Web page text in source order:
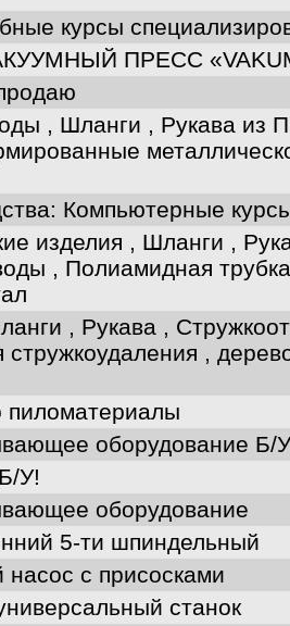
курсы
ПРЕСС
, Шланги , Рукава из
Компьютерные
изделия , Шланги ,
, Полиамидная
, Рукава ,
стружкоудаления ,
пиломатериалы
оборудование Б/У
У!
оборудование
5-ти шпиндельный
с присосками
станок